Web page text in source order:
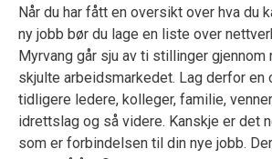
Når du har fått en oversikt over hva du
ny jobb bør du lage en liste over
Myrvang går sju av ti stillinger gjennom
skjulte arbeidsmarkedet. Lag derfor en
tidligere ledere, kolleger, familie,
idrettslag og så videre. Kanskje er det
som er forbindelsen til din nye jobb.